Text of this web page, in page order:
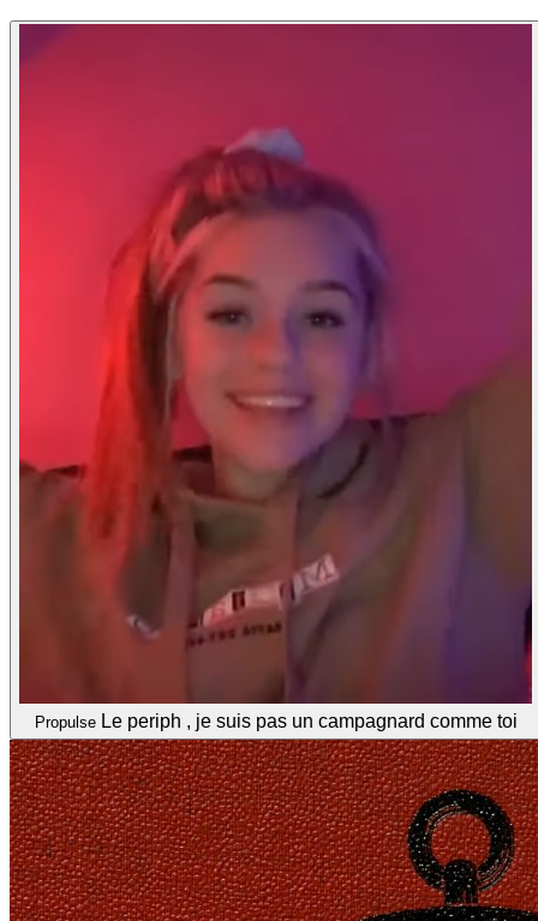
Propulse Le periph , je suis pas un campagnard comme toi